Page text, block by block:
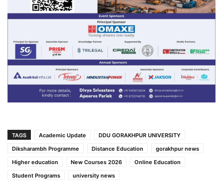
TAGS Academic Update
DDU GORAKHPUR UNIVERSITY
Diksharambh Programme
Distance Education
gorakhpur news
Higher education
New Courses 2026
Online Education
Student Programs
university news